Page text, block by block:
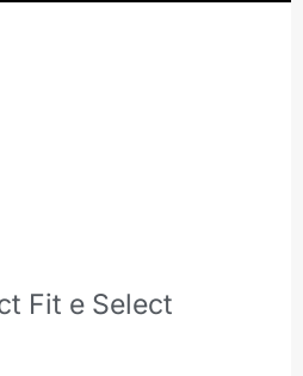
Fit e Select